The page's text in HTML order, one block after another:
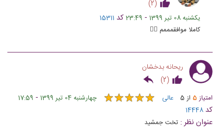
(
2
)
یکشنبه 08 تیر 1399 -
23:49کد 15311
کاملا موافقمممم 👌🏻
ریحانه بدخشان
(
2
)
امتیاز5 از 5 عالی ★★★★★
★★★★★ چهارشنبه 04 تیر 1399 -
17:59
کد 14448
عنوان نظر : تخت جمشید